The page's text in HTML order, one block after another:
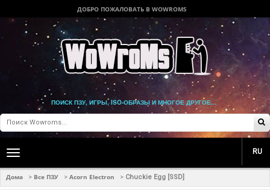
ДОБРО ПОЖАЛОВАТЬ В WOWROMS
ПОИСК ПЗУ, ИГРЫ, ISO-ОБРАЗЫ И МНОГОЕ ДРУГОЕ...
Toggle
navigation
RU
Дома > Все ПЗУ > Acorn Electron > Chuckie Egg [SSD]